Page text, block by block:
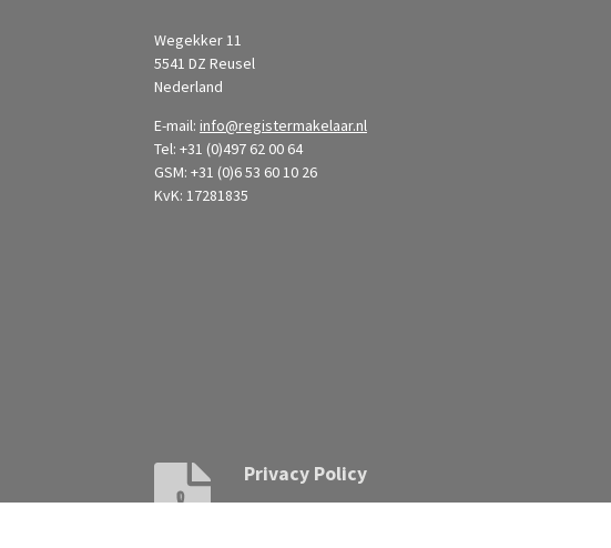
Wegekker 11
5541 DZ Reusel
Nederland
E-mail: info@registermakelaar.nl
Tel: +31 (0)497 62 00 64
GSM: +31 (0)6 53 60 10 26
KvK: 17281835
Privacy Policy